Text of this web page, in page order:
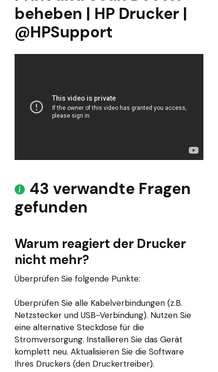
beheben | HP Drucker |
@HPSupport
43 verwandte Fragen
gefunden
Warum reagiert der Drucker
nicht mehr?
Überprüfen Sie folgende Punkte:
Überprüfen Sie alle Kabelverbindungen (z.B.
Netzstecker und USB-Verbindung). Nutzen Sie
eine alternative Steckdose für die
Stromversorgung. Installieren Sie das Gerät
komplett neu. Aktualisieren Sie die Software
Ihres Druckers (den Druckertreiber).